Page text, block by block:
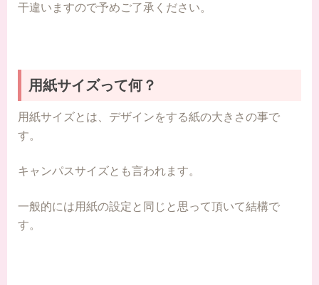
干違いますので予めご了承ください。
用紙サイズって何？
用紙サイズとは、デザインをする紙の大きさの事で
す。
キャンパスサイズとも言われます。
一般的には用紙の設定と同じと思って頂いて結構で
す。